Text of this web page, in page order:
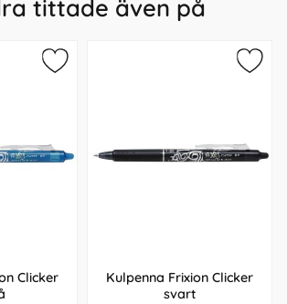
tittade även på
Clicker
Kulpenna Frixion Clicker
svart